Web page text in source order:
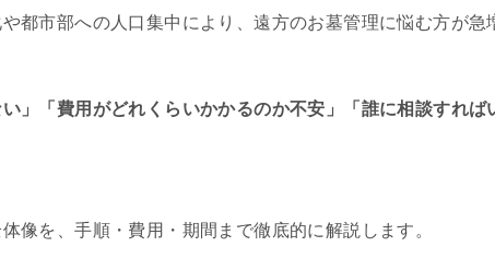
都市部への人口集中により、遠方のお墓管理に悩む方が急
」「費用がどれくらいかかるのか不安」「誰に相談すれば
像を、手順・費用・期間まで徹底的に解説します。